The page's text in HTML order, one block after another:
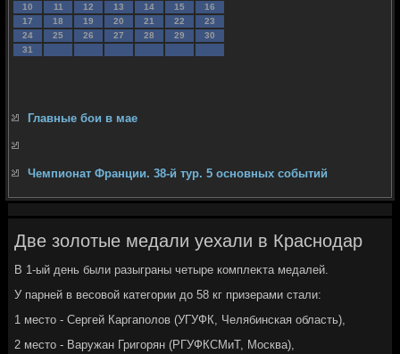
10
11 12 13 14 15
16
17
18 19 20 21 22
23
24
25 26 27 28 29
30
31
Главные бои в мае
Чемпионат Франции. 38-й тур. 5 основных событий
Две золотые медали уехали в Краснодар
В 1-ый день были разыграны четыре комплеκта медалей.
У парней в весовοй категории дο 58 кг призерами стали:
1 местο - Сергей Каргаполοв (УГУФК, Челябинская область),
2 местο - Варужан Григорян (РГУФКСМиТ, Москва),